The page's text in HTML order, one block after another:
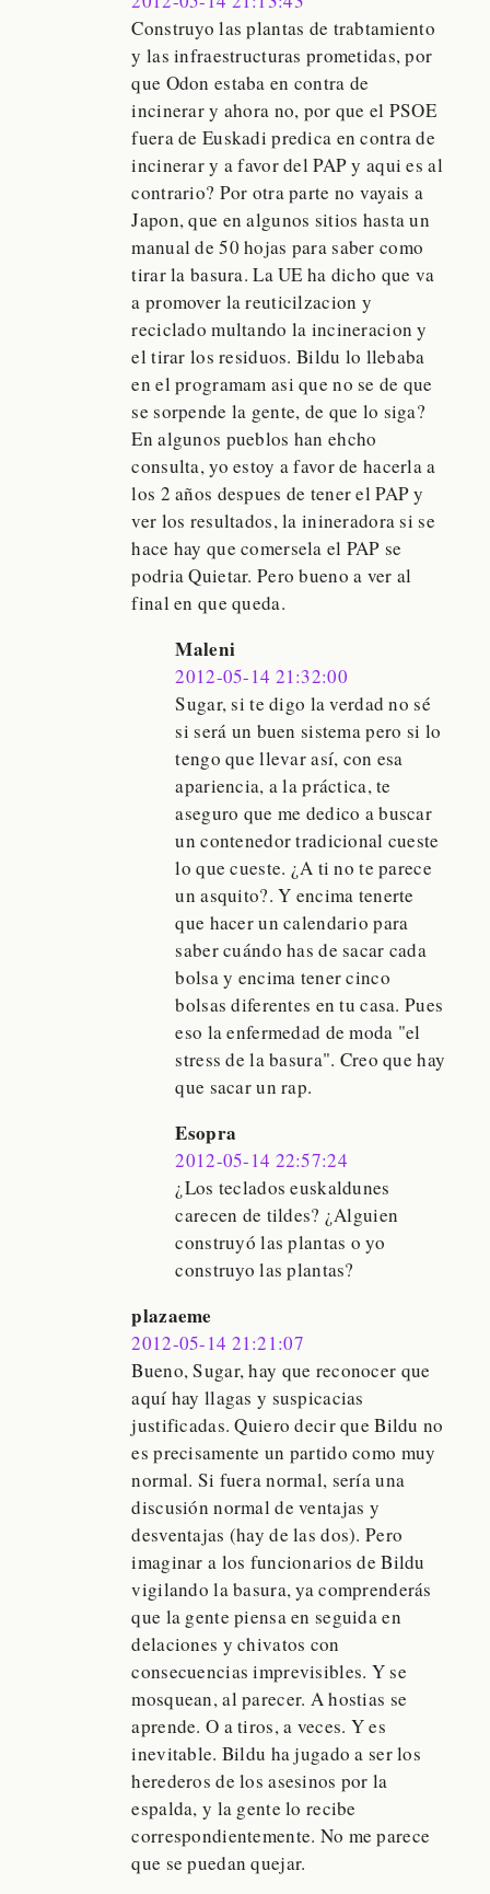
Construyo las plantas de trabtamiento
y las infraestructuras prometidas, por
que Odon estaba en contra de
incinerar y ahora no, por que el PSOE
fuera de Euskadi predica en contra de
incinerar y a favor del PAP y aqui es al
contrario? Por otra parte no vayais a
Japon, que en algunos sitios hasta un
manual de 50 hojas para saber como
tirar la basura. La UE ha dicho que va
a promover la reuticilzacion y
reciclado multando la incineracion y
el tirar los residuos. Bildu lo llebaba
en el programam asi que no se de que
se sorpende la gente, de que lo siga?
En algunos pueblos han ehcho
consulta, yo estoy a favor de hacerla a
los 2 años despues de tener el PAP y
ver los resultados, la inineradora si se
hace hay que comersela el PAP se
podria Quietar. Pero bueno a ver al
final en que queda.
Maleni
2012-05-14 21:32:00
Sugar, si te digo la verdad no sé
si será un buen sistema pero si lo
tengo que llevar así, con esa
apariencia, a la práctica, te
aseguro que me dedico a buscar
un contenedor tradicional cueste
lo que cueste. ¿A ti no te parece
un asquito?. Y encima tenerte
que hacer un calendario para
saber cuándo has de sacar cada
bolsa y encima tener cinco
bolsas diferentes en tu casa. Pues
eso la enfermedad de moda "el
stress de la basura". Creo que hay
que sacar un rap.
Esopra
2012-05-14 22:57:24
¿Los teclados euskaldunes
carecen de tildes? ¿Alguien
construyó las plantas o yo
construyo las plantas?
plazaeme
2012-05-14 21:21:07
Bueno, Sugar, hay que reconocer que
aquí hay llagas y suspicacias
justificadas. Quiero decir que Bildu no
es precisamente un partido como muy
normal. Si fuera normal, sería una
discusión normal de ventajas y
desventajas (hay de las dos). Pero
imaginar a los funcionarios de Bildu
vigilando la basura, ya comprenderás
que la gente piensa en seguida en
delaciones y chivatos con
consecuencias imprevisibles. Y se
mosquean, al parecer. A hostias se
aprende. O a tiros, a veces. Y es
inevitable. Bildu ha jugado a ser los
herederos de los asesinos por la
espalda, y la gente lo recibe
correspondientemente. No me parece
que se puedan quejar.